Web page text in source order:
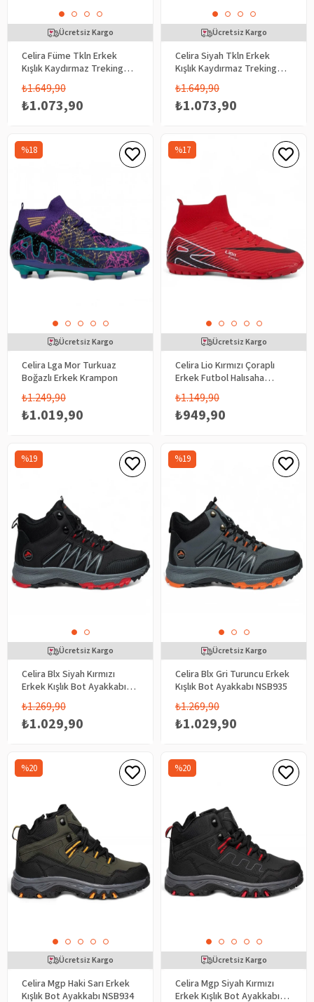
Celira Füme Tkln Erkek
Kışlık Kaydırmaz Treking
Bot Ayakkabı
₺1.073,90
₺1.649,90
Ücretsiz Kargo
Celira Siyah Tkln Erkek
Kışlık Kaydırmaz Treking
Bot Ayakkabı
₺1.073,90
₺1.649,90
Ücretsiz Kargo
Celira Lga Mor Turkuaz
Boğazlı Erkek Krampon
₺1.019,90
₺1.249,90
%18
Ücretsiz Kargo
Celira Lio Kırmızı Çoraplı
Erkek Futbol Halısaha
Ayakkabı
₺949,90
₺1.149,90
%17
Ücretsiz Kargo
Celira Blx Siyah Kırmızı
Erkek Kışlık Bot Ayakkabı
NSB935
₺1.029,90
₺1.269,90
%19
Ücretsiz Kargo
Celira Blx Gri Turuncu Erkek
Kışlık Bot Ayakkabı NSB935
₺1.029,90
₺1.269,90
%19
Ücretsiz Kargo
Celira Mgp Haki Sarı Erkek
Kışlık Bot Ayakkabı NSB934
%20
Ücretsiz Kargo
Celira Mgp Siyah Kırmızı
Erkek Kışlık Bot Ayakkabı
%20
Ücretsiz Kargo